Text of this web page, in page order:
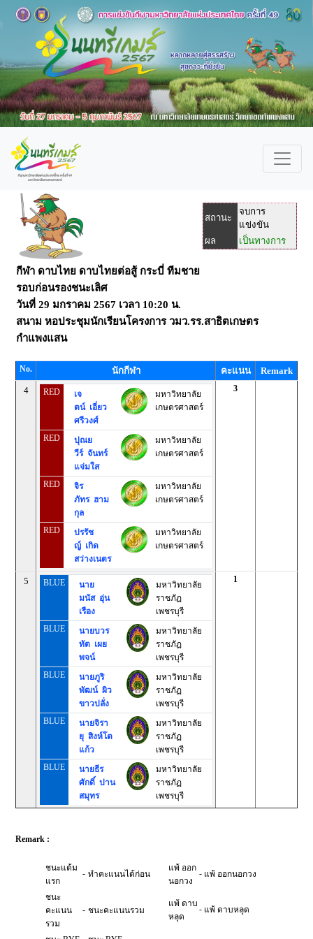
สถานะ
จบการ
แข่งขัน
ผล
เป็นทางการ
กีฬา ดาบไทย ดาบไทยต่อสู้ กระบี่ ทีมชาย
รอบก่อนรองชนะเลิศ
วันที่ 29 มกราคม 2567 เวลา 10:20 น.
สนาม หอประชุมนักเรียนโครงการ วมว.รร.สาธิตเกษตร
กำแพงแสน
No. นักกีฬา คะแนน
Remark
4
RED
เจ
ตน์ เอี่ยว
ศรีวงศ์
มหาวิทยาลัย
เกษตรศาสตร์
RED
ปุณย
วีร์ จันทร์
แจ่มใส
มหาวิทยาลัย
เกษตรศาสตร์
RED
จิร
ภัทร ฮาม
กุล
มหาวิทยาลัย
เกษตรศาสตร์
RED
ปรรัช
ญ์ เกิด
สว่างเนตร
มหาวิทยาลัย
เกษตรศาสตร์
3
5 BLUE
นาย
มนัส อุ่น
เรือง
มหาวิทยาลัย
ราชภัฏ
เพชรบุรี
BLUE
นายบวร
ทัต เผย
พจน์
มหาวิทยาลัย
ราชภัฏ
เพชรบุรี
BLUE
นายภูริ
พัฒน์ ผิว
ขาวปลั่ง
มหาวิทยาลัย
ราชภัฏ
เพชรบุรี
BLUE
นายจิรา
ยุ สิงห์โต
แก้ว
มหาวิทยาลัย
ราชภัฏ
เพชรบุรี
BLUE
นายธีร
ศักดิ์ ปาน
สมุทร
มหาวิทยาลัย
ราชภัฏ
เพชรบุรี
1
Remark :
ชนะแต้ม
แรก
- ทำคะแนนได้ก่อน
แพ้ ออก
นอกวง
- แพ้ ออกนอกวง
ชนะ
คะแนน
รวม
- ชนะคะแนนรวม
แพ้ ดาบ
หลุด
- แพ้ ดาบหลุด